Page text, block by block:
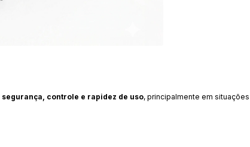
segurança, controle e rapidez de uso, principalmente em